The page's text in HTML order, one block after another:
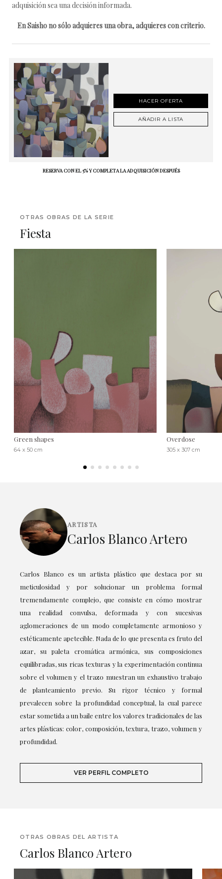
adquisición sea una decisión informada.
En Saisho no sólo adquieres una obra, adquieres con criterio.
HACER OFERTA
AÑADIR A LISTA
RESERVA CON EL 5% Y COMPLETA LA ADQUISICIÓN DESPUÉS
OTRAS OBRAS DE LA SERIE
Fiesta
Green shapes
64 x 50 cm
Overdose
305 x 307 cm
ARTISTA
Carlos Blanco Artero
Carlos Blanco es un artista plástico que destaca por su
meticulosidad y por solucionar un problema formal
tremendamente complejo, que consiste en cómo mostrar
una realidad convulsa, deformada y con sucesivas
aglomeraciones de un modo completamente armonioso y
estéticamente apetecible. Nada de lo que presenta es fruto del
azar, su paleta cromática armónica, sus composiciones
equilibradas, sus ricas texturas y la experimentación continua
sobre el volumen y el trazo muestran un exhaustivo trabajo
de planteamiento previo. Su rigor técnico y formal
prevalecen sobre la profundidad conceptual, la cual parece
estar sometida a un baile entre los valores tradicionales de las
artes plásticas: color, composición, textura, trazo, volumen y
profundidad.
VER PERFIL COMPLETO
OTRAS OBRAS DEL ARTISTA
Carlos Blanco Artero